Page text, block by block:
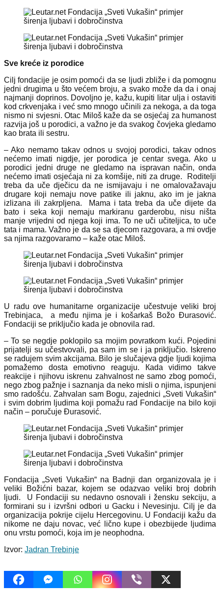
Sve kreće iz porodice
Cilj fondacije je osim pomoći da se ljudi zbliže i da pomognu
jedni drugima u što većem broju, a svako može da da i onaj
najmanji doprinos. Dovoljno je, kažu, kupiti litar ulja i ostaviti
kod crkvenjaka i već smo mnogo učinili za nekoga, a da toga
nismo ni svjesni. Otac Miloš kaže da se osjećaj za humanost
razvija još u porodici, a važno je da svakog čovjeka gledamo
kao brata ili sestru.
– Ako nemamo takav odnos u svojoj porodici, takav odnos
nećemo imati nigdje, jer porodica je centar svega. Ako u
porodici jedni druge ne gledamo na ispravan način, onda
nećemo imati osjećaja ni za komšije, niti za druge. Roditelji
treba da uče dječicu da ne ismijavaju i ne omalovažavaju
drugare koji nemaju nove patike ili jaknu, ako im je jakna
izlizana ili zakrpljena. Mama i tata treba da uče dijete da
bato i seka koji nemaju markiranu garderobu, nisu ništa
manje vrijedni od njega koji ima. To ne uči učiteljica, to uče
tata i mama. Važno je da se sa djecom razgovara, a mi ovdje
sa njima razgovaramo – kaže otac Miloš.
U radu ove humanitarne organizacije učestvuje veliki broj
Trebinjaca, a među njima je i košarkaš Božo Đurasović.
Fondaciji se priključio kada je obnovila rad.
– To se negdje poklopilo sa mojim povratkom kući. Pojedini
prijatelji su učestvovali, pa sam im se i ja priključio. Iskreno
se radujem svim akcijama. Bilo je slučajeva gdje ljudi kojima
pomažemo dosta emotivno reaguju. Кada vidimo takve
reakcije i njihovu iskrenu zahvalnost ne samo zbog pomoći,
nego zbog pažnje i saznanja da neko misli o njima, ispunjeni
smo radošću. Zahvalan sam Bogu, zajednici „Sveti Vukašin“
i svim dobrim ljudima koji pomažu rad Fondacije na bilo koji
način – poručuje Đurasović.
Fondacija „Sveti Vukašin“ na Badnji dan organizovala je i
veliki Božićni bazar, kojem se odazvao veliki broj dobrih
ljudi. U Fondaciji su nedavno osnovali i žensku sekciju, a
formirani su i izvršni odbori u Gacku i Nevesinju. Cilj je da
organizacija pokrije cijelu Hercegovinu. U Fondaciji kažu da
nikome ne daju novac, već lično kupe i obezbijede ljudima
onu vrstu pomoći, koja im je neophodna.
Izvor: Jadran Trebinje